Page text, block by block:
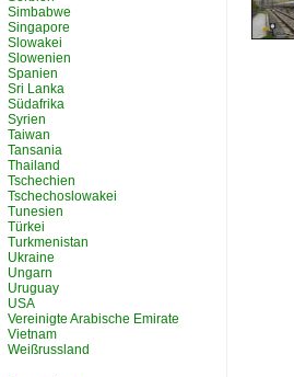
Simbabwe
Singapore
Slowakei
Slowenien
Spanien
Sri Lanka
Südafrika
Syrien
Taiwan
Tansania
Thailand
Tschechien
Tschechoslowakei
Tunesien
Türkei
Turkmenistan
Ukraine
Ungarn
Uruguay
USA
Vereinigte Arabische Emirate
Vietnam
Weißrussland